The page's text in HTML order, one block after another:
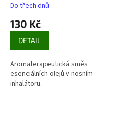
Do třech dnů
130 Kč
DETAIL
Aromaterapeutická směs
esenciálních olejů v nosním
inhalátoru.